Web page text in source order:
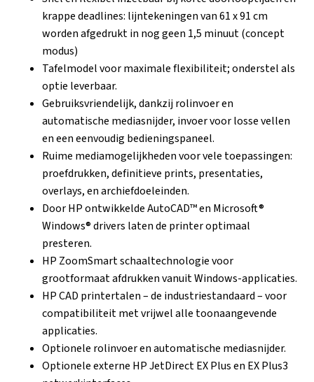
krappe deadlines: lijntekeningen van 61 x 91 cm
worden afgedrukt in nog geen 1,5 minuut (concept
modus)
Tafelmodel voor maximale flexibiliteit; onderstel als
optie leverbaar.
Gebruiksvriendelijk, dankzij rolinvoer en
automatische mediasnijder, invoer voor losse vellen
en een eenvoudig bedieningspaneel.
Ruime mediamogelijkheden voor vele toepassingen:
proefdrukken, definitieve prints, presentaties,
overlays, en archiefdoeleinden.
Door HP ontwikkelde AutoCAD™ en Microsoft®
Windows® drivers laten de printer optimaal
presteren.
HP ZoomSmart schaaltechnologie voor
grootformaat afdrukken vanuit Windows-applicaties.
HP CAD printertalen – de industriestandaard – voor
compatibiliteit met vrijwel alle toonaangevende
applicaties.
Optionele rolinvoer en automatische mediasnijder.
Optionele externe HP JetDirect EX Plus en EX Plus3